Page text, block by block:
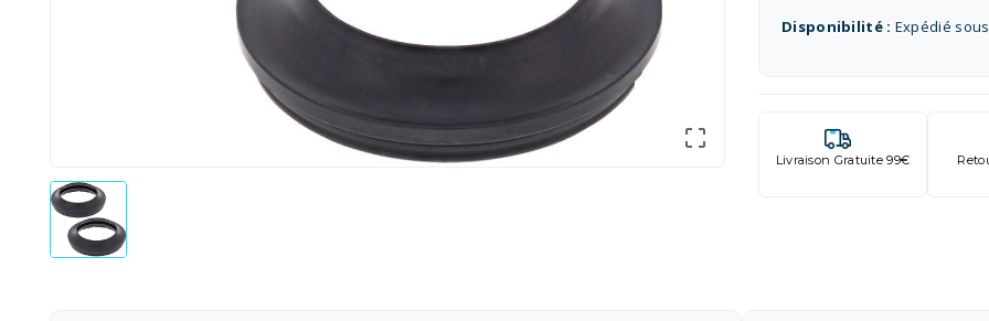

Disponibilité : Expédié
Livraison Gratuite 99€